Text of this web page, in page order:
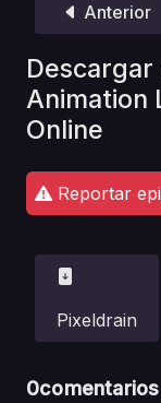
Anterior
Animation
Online
Reportar
Pixeldrain
0comentarios